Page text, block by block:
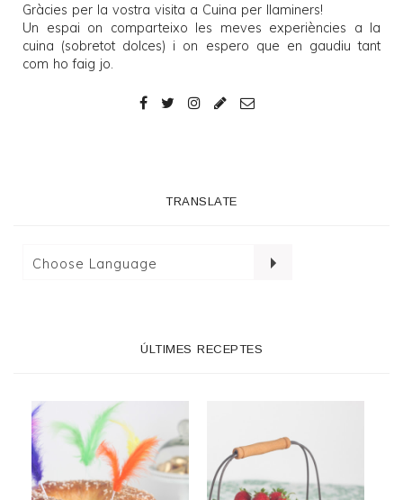
Gràcies per la vostra visita a Cuina per llaminers!
Un espai on comparteixo les meves experiències a la
cuina (sobretot dolces) i on espero que en gaudiu tant
com ho faig jo.
TRANSLATE
ÚLTIMES RECEPTES